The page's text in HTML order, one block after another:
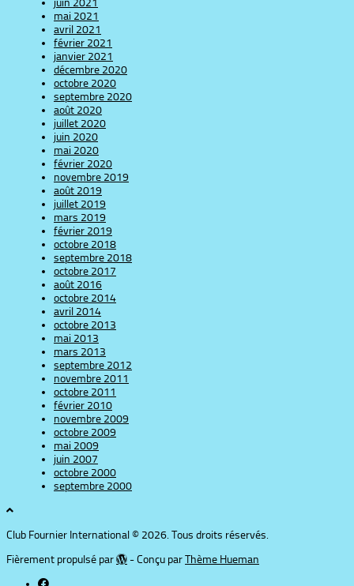
mai 2021
avril 2021
février 2021
janvier 2021
décembre 2020
octobre 2020
septembre 2020
août 2020
juillet 2020
juin 2020
mai 2020
février 2020
novembre 2019
août 2019
juillet 2019
mars 2019
février 2019
octobre 2018
septembre 2018
octobre 2017
août 2016
octobre 2014
avril 2014
octobre 2013
mai 2013
mars 2013
septembre 2012
novembre 2011
octobre 2011
février 2010
novembre 2009
octobre 2009
mai 2009
juin 2007
octobre 2000
septembre 2000
Club Fournier International © 2026. Tous droits réservés.
Fièrement propulsé par
- Conçu parThème Hueman